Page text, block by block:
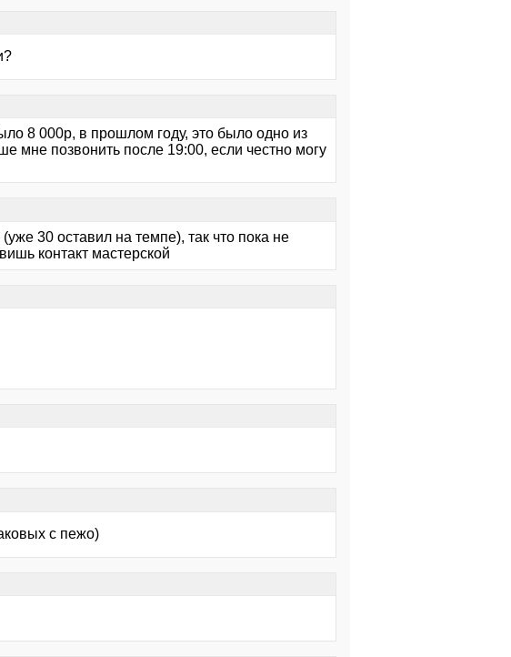
8 000р, в прошлом году, это было одно из
мне позвонить после 19:00, если честно могу
30 оставил на темпе), так что пока не
контакт мастерской
с пежо)